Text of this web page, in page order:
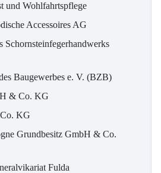
und Wohlfahrtspflege
Accessoires AG
Schornsteinfegerhandwerks
Baugewerbes e. V. (BZB)
& Co. KG
KG
Grundbesitz GmbH & Co.
Fulda